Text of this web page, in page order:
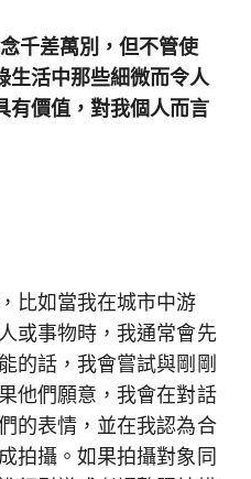
千差萬別，但不管使
生活中那些細微而令人
有價值，對我個人而言
比如當我在城市中游
或事物時，我通常會先
的話，我會嘗試與剛剛
他們願意，我會在對話
的表情，並在我認為合
拍攝。如果拍攝對象同